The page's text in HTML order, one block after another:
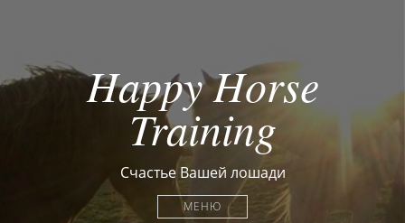
Happy Horse
Training
Счастье Вашей лошади
МЕНЮ